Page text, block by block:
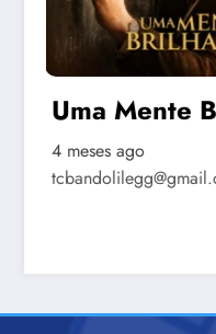
Sociedade
mortos
4 meses ago